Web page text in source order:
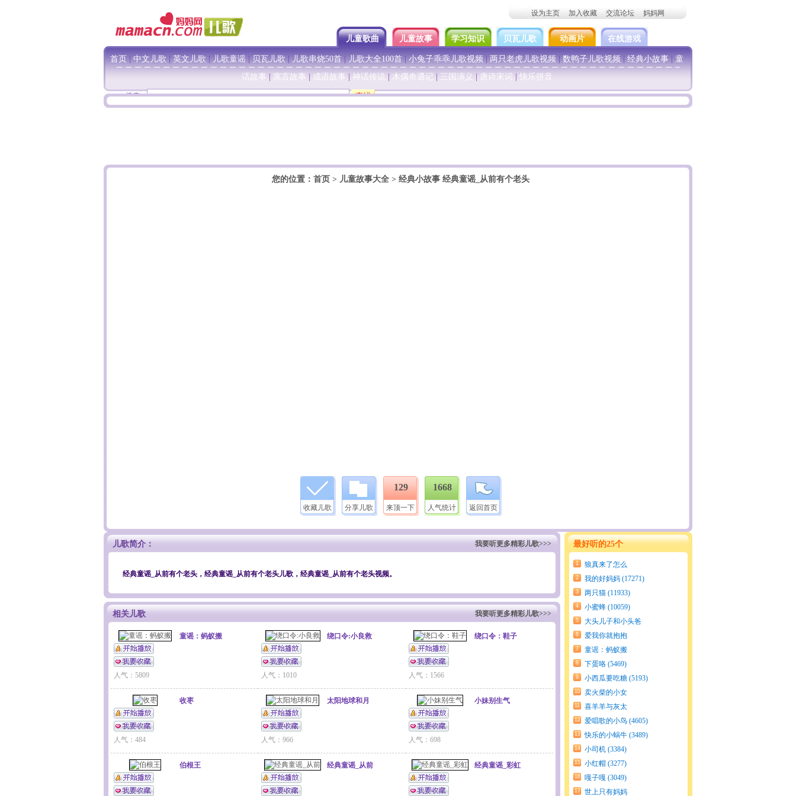
设为主页 加入收藏 交流论坛 妈妈网
儿童歌曲 儿童故事 学习知识 贝瓦儿歌 动画片 在线游戏
首页|中文儿歌|英文儿歌|儿歌童谣|贝瓦儿歌|儿歌串烧50首|儿歌大全100首|小兔子乖乖儿歌视频|两只老虎儿歌视频|数鸭子儿歌视频|经典小故事|童
话故事
寓言故事 成语故事 神话传说| 木偶奇遇记 三国演义 唐诗宋词 快乐拼音
搜索：
您的位置： 首页 > 儿童故事大全 > 经典小故事 经典童谣_从前有个老头
收藏儿歌 分享儿歌
129
来顶一下
1668
人气统计 返回首页
最好听的25个
1
狼真来了怎么
办 (21403)
2 我的好妈妈 (17271)
3 两只猫 (11933)
4 小蜜蜂 (10059)
5
大头儿子和小头爸
爸 (7992)
6
爱我你就抱抱
我 (6306)
7
童谣：蚂蚁搬
米 (5809)
8 下蛋咯 (5469)
9 小西瓜要吃糖 (5193)
10
卖火柴的小女
孩 (4935)
11
喜羊羊与灰太
狼 (4695)
12 爱唱歌的小鸟 (4605)
13 快乐的小蜗牛 (3489)
14 小司机 (3384)
15 小红帽 (3277)
16 嘎子嘎 (3049)
17 世上只有妈妈
我要听更多精彩儿歌>>>
儿歌简介：
经典童谣_从前有个老头，经典童谣_从前有个老头儿歌，经典童谣_从前有个老头视频。
我要听更多精彩儿歌>>>
相关儿歌
童谣：蚂蚁搬
人气：5809
绕口令:小良救
人气：1010
绕口令：鞋子
人气：1566
收枣
人气：484
太阳地球和月
人气：966
小妹别生气
人气：698
伯根王 经典童谣_从前 经典童谣_彩虹